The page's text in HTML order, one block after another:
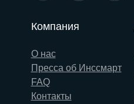
Компания
О нас
Пресса об Инссмарт
FAQ
Контакты